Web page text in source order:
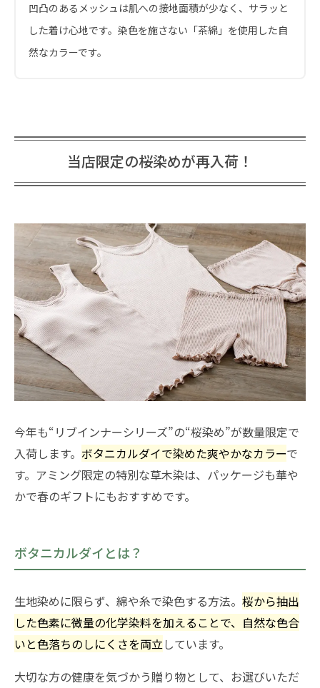
凹凸のあるメッシュは肌への接地面積が少なく、サラッと
した着け心地です。染色を施さない「茶綿」を使用した自
然なカラーです。
当店限定の桜染めが再入荷！
今年も“リブインナーシリーズ”の“桜染め”が数量限定で
入荷します。 ボタニカルダイで染めた爽やかなカラーで
す。アミング限定の特別な草木染は、パッケージも華や
かで春のギフトにもおすすめです。
ボタニカルダイとは？
生地染めに限らず、綿や糸で染色する方法。 桜から抽出
した色素に微量の化学染料を加えることで、自然な色合
いと色落ちのしにくさを両立 しています。
大切な方の健康を気づかう贈り物として、お選びいただ